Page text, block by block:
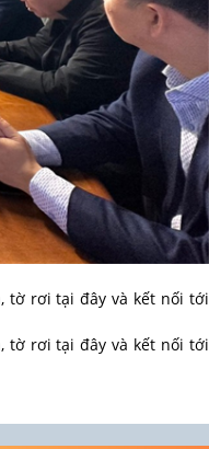
tờ rơi tại đây và kết nối tới
tờ rơi tại đây và kết nối tới